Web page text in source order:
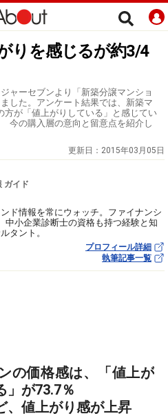
りを感じるが約3/4
ャーセブンより「新築分譲マンショ
した。アンケート結果では、新築マ
方が「値上がりしている」と感じてい
今の購入層の意向と留意点を紹介し
更新日： 2015年03月05日
ガイド
ド情報を常にウォッチ。ファイナンシ
中小企業診断士の資格も持つ経験と知
タント。
プロフィール詳細
執筆記事一覧
の価格感は、「値上が
」が73.7％
、値上がり感が上昇